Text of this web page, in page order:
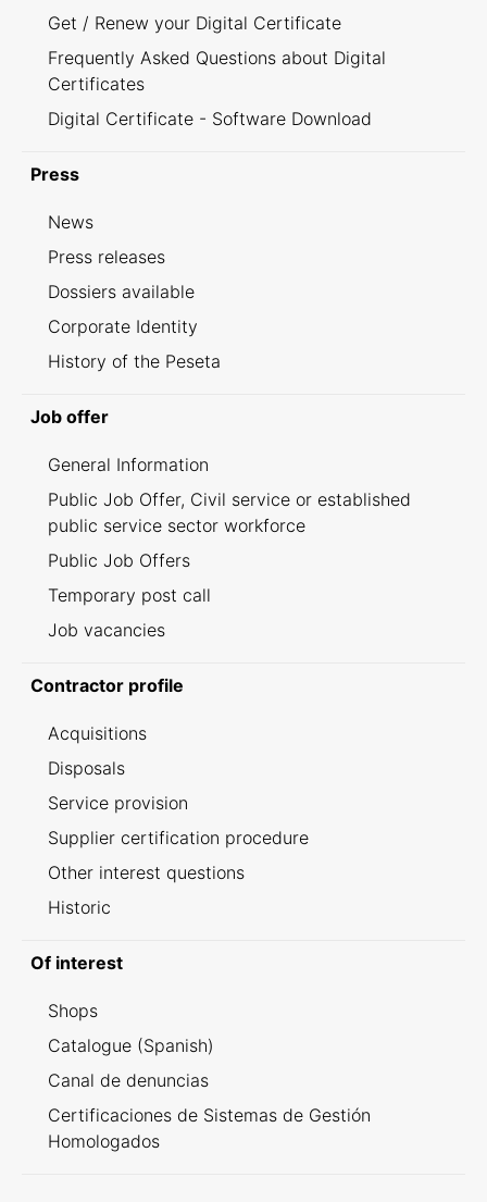
Get / Renew your Digital Certificate
Frequently Asked Questions about Digital
Certificates
Digital Certificate - Software Download
Press
News
Press releases
Dossiers available
Corporate Identity
History of the Peseta
Job offer
General Information
Public Job Offer, Civil service or established
public service sector workforce
Public Job Offers
Temporary post call
Job vacancies
Contractor profile
Acquisitions
Disposals
Service provision
Supplier certification procedure
Other interest questions
Historic
Of interest
Shops
Catalogue (Spanish)
Canal de denuncias
Certificaciones de Sistemas de Gestión
Homologados